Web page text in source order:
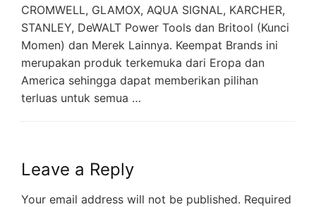
CROMWELL, GLAMOX, AQUA SIGNAL, KARCHER,
STANLEY, DeWALT Power Tools dan Britool (Kunci
Momen) dan Merek Lainnya. Keempat Brands ini
merupakan produk terkemuka dari Eropa dan
America sehingga dapat memberikan pilihan
terluas untuk semua …
Leave a Reply
Your email address will not be published. Required